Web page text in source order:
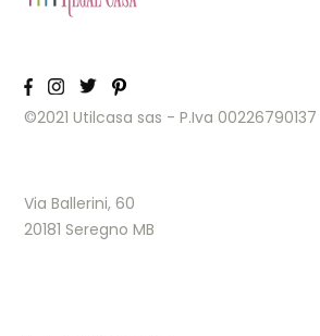
©2021 Utilcasa sas - P.Iva 00226790137
Via Ballerini, 60
20181 Seregno MB